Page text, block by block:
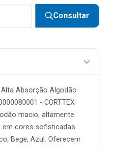
Consultar
Absorção Algodão
- CORTTEX
macio, altamente
em cores sofisticadas
Bege, Azul. Oferecem